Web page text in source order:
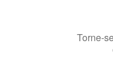
Torne-